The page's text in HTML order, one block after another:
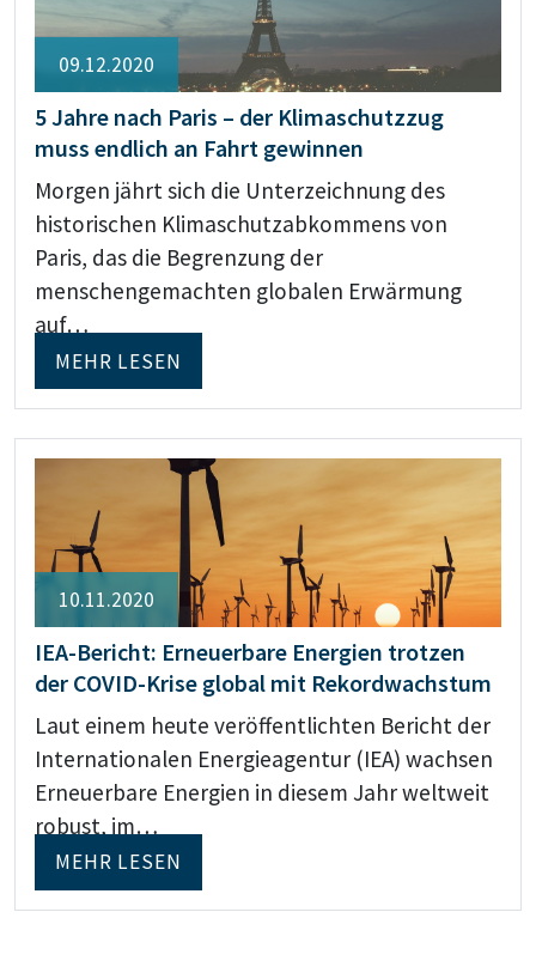
09.12.2020
5 Jahre nach Paris – der Klimaschutzzug
muss endlich an Fahrt gewinnen
Morgen jährt sich die Unterzeichnung des
historischen Klimaschutzabkommens von
Paris, das die Begrenzung der
menschengemachten globalen Erwärmung
auf…
MEHR LESEN
10.11.2020
IEA-Bericht: Erneuerbare Energien trotzen
der COVID-Krise global mit Rekordwachstum
Laut einem heute veröffentlichten Bericht der
Internationalen Energieagentur (IEA) wachsen
Erneuerbare Energien in diesem Jahr weltweit
robust, im…
MEHR LESEN